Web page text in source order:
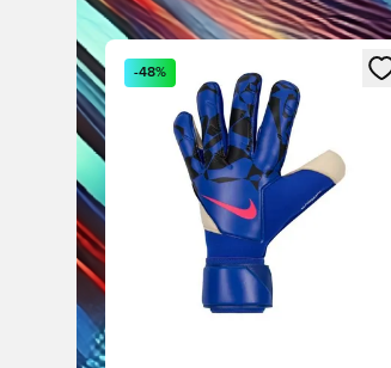
Megnyit egy modált a
-48%